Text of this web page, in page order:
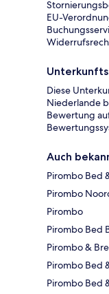
EU-
Diese
Niederlande
Bewertung
Auch
Pirombo Bed
Pirombo
Pirombo
Pirombo Bed
Pirombo &
Pirombo Bed
Pirombo Bed